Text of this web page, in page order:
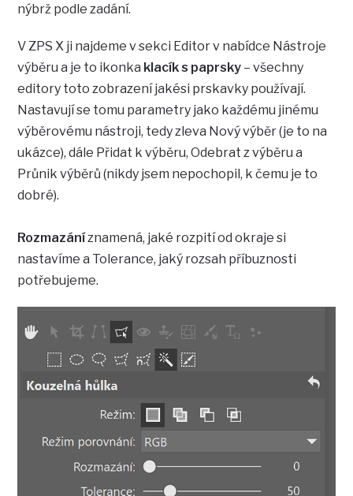
nýbrž podle zadání.
V ZPS X ji najdeme v sekci Editor v nabídce Nástroje
výběru a je to ikonka klacík s paprsky – všechny
editory toto zobrazení jakési prskavky používají.
Nastavují se tomu parametry jako každému jinému
výběrovému nástroji, tedy zleva Nový výběr (je to na
ukázce), dále Přidat k výběru, Odebrat z výběru a
Průnik výběrů (nikdy jsem nepochopil, k čemu je to
dobré).
Rozmazáníznamená, jaké rozpití od okraje si
nastavíme a Tolerance, jaký rozsah příbuznosti
potřebujeme.